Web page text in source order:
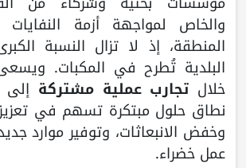
والخاص لمواجهة أزمة النفايات
المنطقة، إذ لا تزال النسبة
البلدية تُطرح في المكبات.
خلال تجارب عملية مشتركة إلى
نطاق حلول مبتكرة تسهم في تعزيز
وخفض الانبعاثات، وتوفير موارد
عمل خضراء.